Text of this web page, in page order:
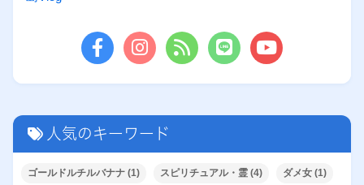
人気のキーワード
ゴールドルチルバナナ (1) スピリチュアル・霊 (4) ダメ女 (1)